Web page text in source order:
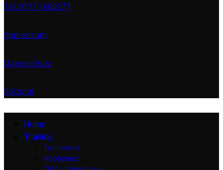
Tel: 0177 1680277
Impressum
Datenschutz
Satzung
Home
Training
Tuniertanz
Hobbytanz